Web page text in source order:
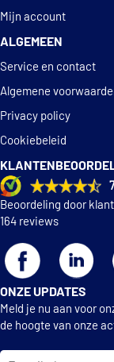
Mijn account
ALGEMEEN
Service en contact
Algemene
Privacy policy
Cookiebeleid
Beoordeling door
164 reviews
ONZE UPDATES
Meld je nu aan voor
de hoogte van onze